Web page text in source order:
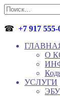
Перейти
к
содержанию
Search
for:
☎ +7 917 555-
О
УСЛУГИ
ЭБУ